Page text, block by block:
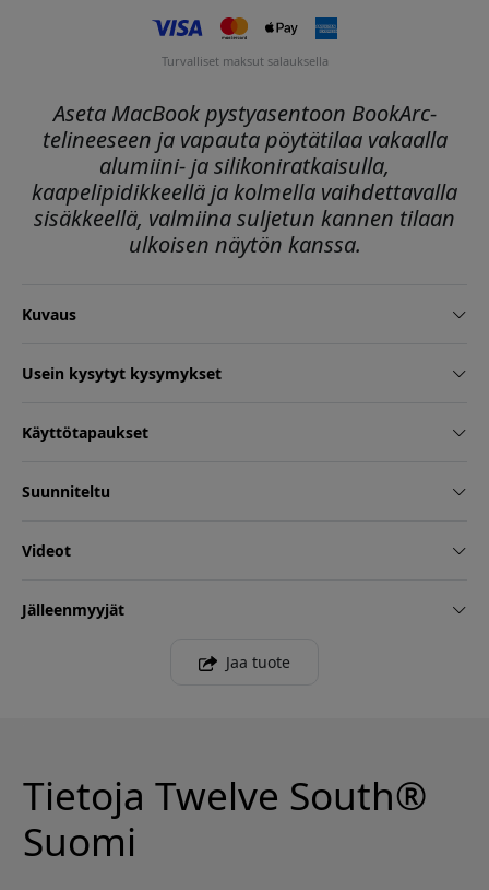
Turvalliset maksut salauksella
Aseta MacBook pystyasentoon BookArc-
telineeseen ja vapauta pöytätilaa vakaalla
alumiini- ja silikoniratkaisulla,
kaapelipidikkeellä ja kolmella vaihdettavalla
sisäkkeellä, valmiina suljetun kannen tilaan
ulkoisen näytön kanssa.
Kuvaus
Usein kysytyt kysymykset
Käyttötapaukset
Suunniteltu
Videot
Jälleenmyyjät
Jaa tuote
Tietoja Twelve South®
Suomi